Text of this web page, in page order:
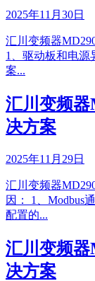
2025年11月30日
汇川变频器
1、驱动板和电源
案...
汇川变频
决方案
2025年11月29日
汇川变频器
因： 1、Modbus
配置的...
汇川变频
决方案